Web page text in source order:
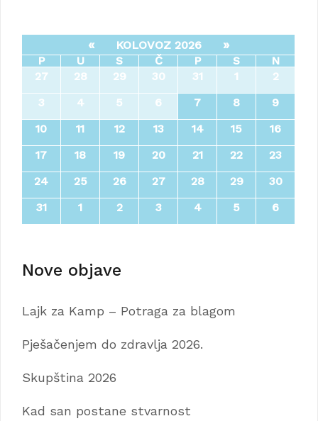
« KOLOVOZ 2026 »
P U S Č P S
N
27
28 29 30 31 1
2
3
4 5 6 7 8
9
10
11 12 13 14 15
16
17
18 19 20 21 22
23
24
25 26 27 28 29
30
31
1 2 3 4 5 6
Nove objave
Lajk za Kamp – Potraga za blagom
Pješačenjem do zdravlja 2026.
Skupština 2026
Kad san postane stvarnost